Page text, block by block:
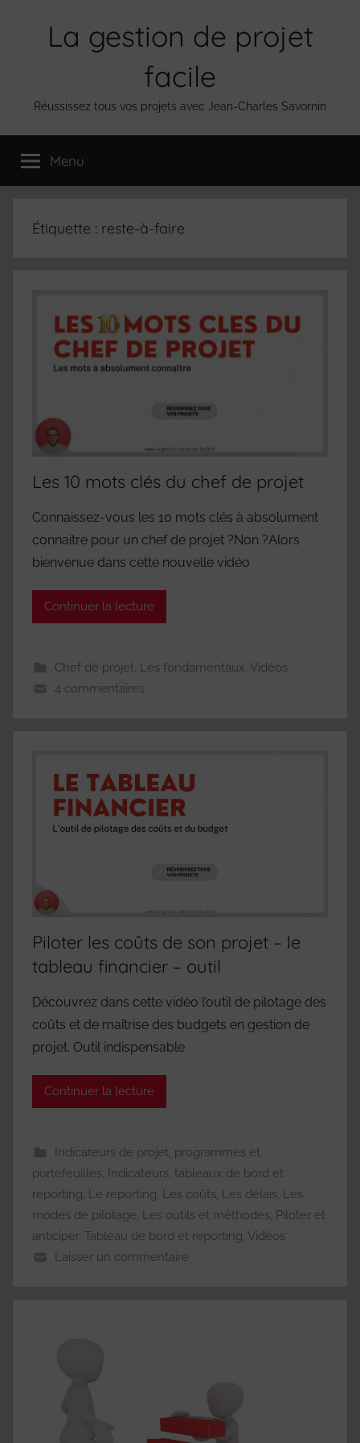
La gestion de projet
facile
Réussissez tous vos projets avec Jean-Charles Savornin
Menu
Étiquette : reste-à-faire
Les 10 mots clés du chef de projet
Connaissez-vous les 10 mots clés à absolument
connaitre pour un chef de projet ?Non ?Alors
bienvenue dans cette nouvelle vidéo
Continuer la lecture
Chef de projet, Les fondamentaux, Vidéos
4 commentaires
Piloter les coûts de son projet – le
tableau financier – outil
Découvrez dans cette vidéo l’outil de pilotage des
coûts et de maîtrise des budgets en gestion de
projet. Outil indispensable
Continuer la lecture
Indicateurs de projet, programmes et
portefeuilles, Indicateurs, tableaux de bord et
reporting, Le reporting, Les coûts, Les délais, Les
modes de pilotage, Les outils et méthodes, Piloter et
anticiper, Tableau de bord et reporting, Vidéos
Laisser un commentaire